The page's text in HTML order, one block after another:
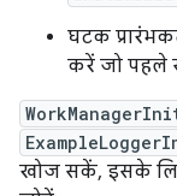
घटक
करें जो पहले
खोज सकें, इसके